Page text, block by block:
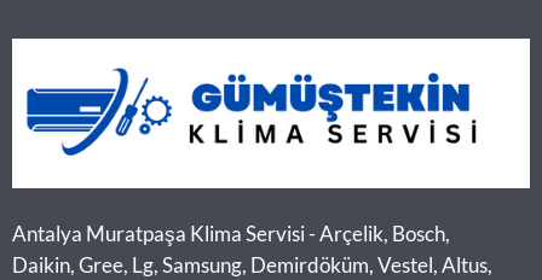
Antalya Muratpaşa Klima Servisi - Arçelik, Bosch,
Daikin, Gree, Lg, Samsung, Demirdöküm, Vestel, Altus,